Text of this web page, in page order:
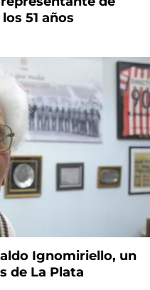
51 años
Ignomiriello, un
de La Plata